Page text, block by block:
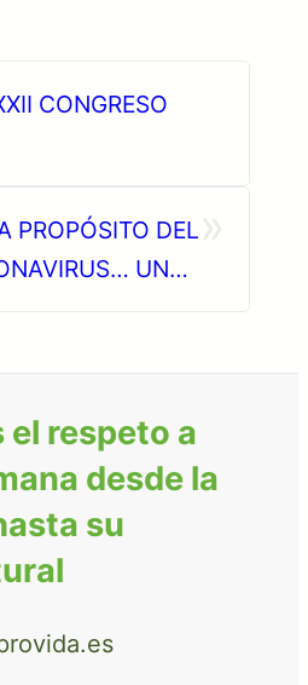
CONGRESO
PROPÓSITO DEL
UNAS
respeto a
desde la
su